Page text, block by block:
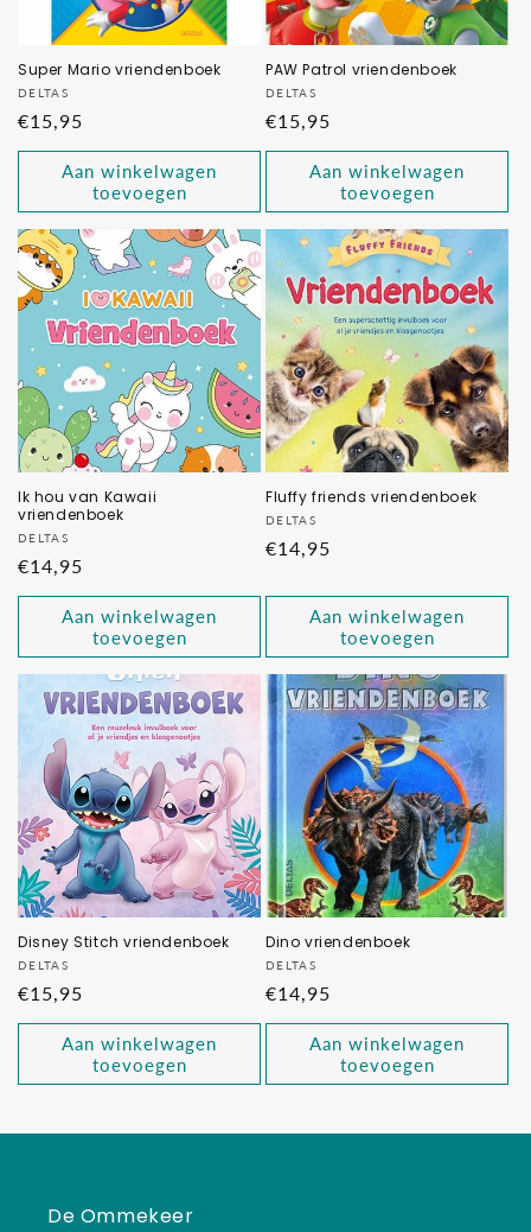
Super Mario vriendenboek
Verkoper:
DELTAS
Normale
prijs
€15,95
Aan winkelwagen
toevoegen
PAW Patrol vriendenboek
Verkoper:
DELTAS
Normale
prijs
€15,95
Aan winkelwagen
toevoegen
Ik hou van Kawaii
vriendenboek
Verkoper:
DELTAS
Normale
prijs
€14,95
Aan winkelwagen
toevoegen
Fluffy friends vriendenboek
Verkoper:
DELTAS
Normale
€14,95
Aan winkelwagen
toevoegen
Disney Stitch vriendenboek
Verkoper:
DELTAS
Normale
prijs
€15,95
Aan winkelwagen
toevoegen
Dino vriendenboek
Verkoper:
DELTAS
Normale
prijs
€14,95
Aan winkelwagen
toevoegen
De Ommekeer